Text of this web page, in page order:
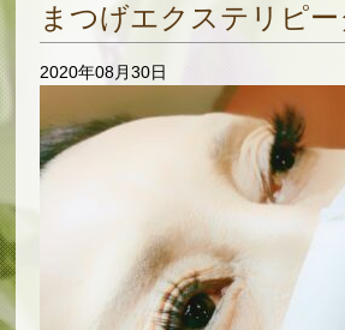
まつげエクステリピ
2020年08月30日